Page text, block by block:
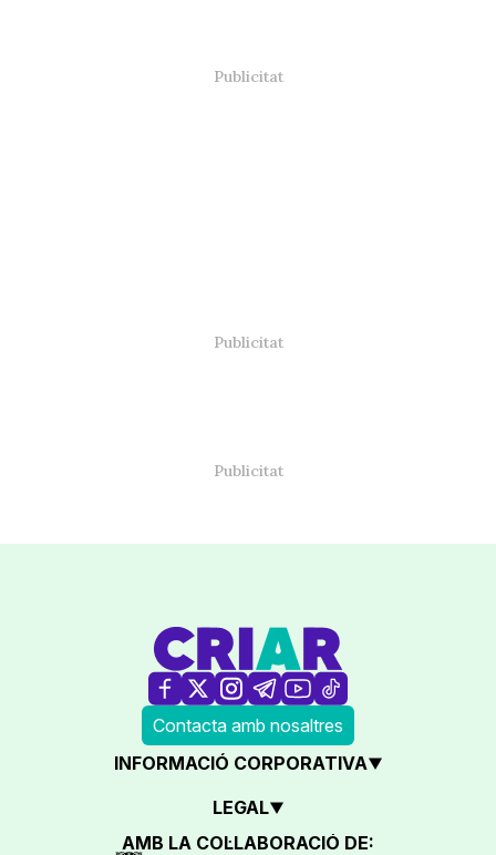
Contacta amb nosaltres
INFORMACIÓ CORPORATIVA
LEGAL
AMB LA COL·LABORACIÓ DE: